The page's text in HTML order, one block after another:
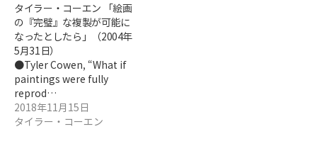
タイラー・コーエン 「絵画
の『完璧』な複製が可能に
なったとしたら」（2004年
5月31日）
●Tyler Cowen, “What if
paintings were fully
reprod…
2018年11月15日
タイラー・コーエン